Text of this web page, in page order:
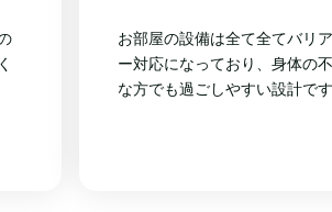
IHコンロの安全なキッチンは
扇スイッチが手元にあり使い
く、収納も豊富です。